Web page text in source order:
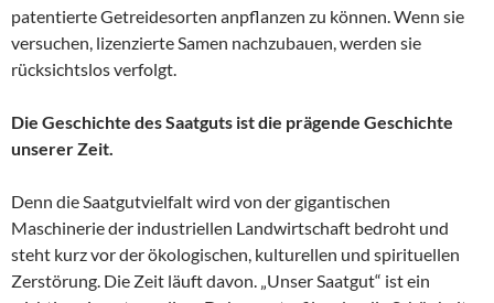
patentierte Getreidesorten anpflanzen zu können. Wenn sie
versuchen, lizenzierte Samen nachzubauen, werden sie
rücksichtslos verfolgt.
Die Geschichte des Saatguts ist die prägende Geschichte
unserer Zeit.
Denn die Saatgutvielfalt wird von der gigantischen
Maschinerie der industriellen Landwirtschaft bedroht und
steht kurz vor der ökologischen, kulturellen und spirituellen
Zerstörung. Die Zeit läuft davon. „Unser Saatgut“ ist ein